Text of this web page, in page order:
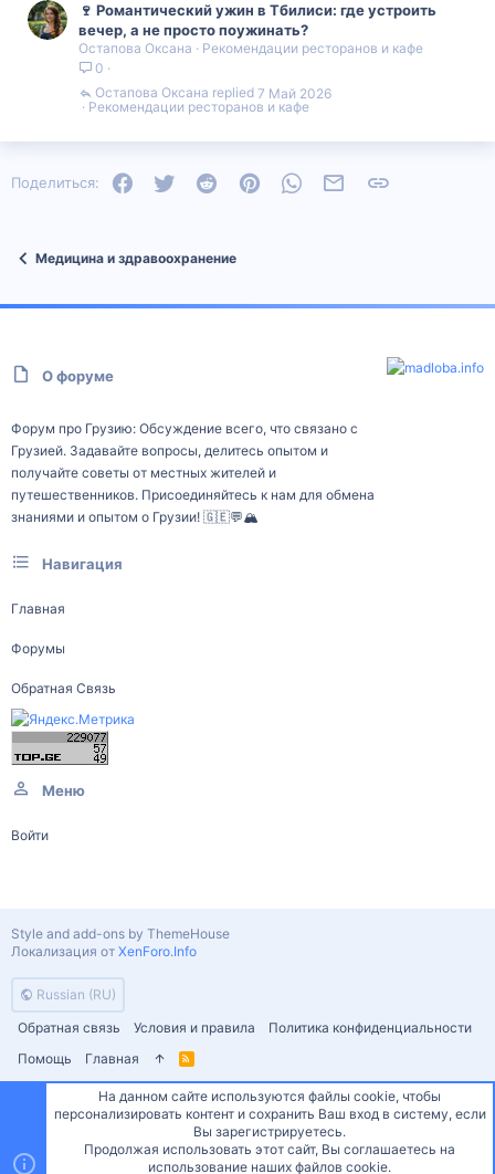
🍷 Романтический ужин в Тбилиси: где устроить
вечер, а не просто поужинать?
Остапова Оксана
Рекомендации ресторанов и кафе
0
Рекомендации ресторанов и кафе
7 Май 2026
Остапова Оксана
Поделиться: FacebookTwitter Reddit PinterestWhatsAppЭлектронная почта
Медицина и здравоохранение
О форуме
Форум про Грузию: Обсуждение всего, что связано с
Грузией. Задавайте вопросы, делитесь опытом и
получайте советы от местных жителей и
путешественников. Присоединяйтесь к нам для обмена
знаниями и опытом о Грузии! 🇬🇪💬🏔️
Навигация
Главная
Форумы
Обратная Связь
Меню
Войти
Russian (RU)
Обратная связь
Условия и правила
Политика конфиденциальности
Помощь
Главная
S
Style and add-ons by ThemeHouse
Локализация от XenForo.Info
СверхуСнизу
На данном сайте используются файлы cookie, чтобы
персонализировать контент и сохранить Ваш вход в систему, если
Вы зарегистрируетесь.
Продолжая использовать этот сайт, Вы соглашаетесь на
использование наших файлов cookie.